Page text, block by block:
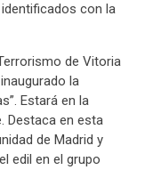
con la
de Vitoria
la
Estará en la
Destaca en esta
de Madrid y
edil en el grupo